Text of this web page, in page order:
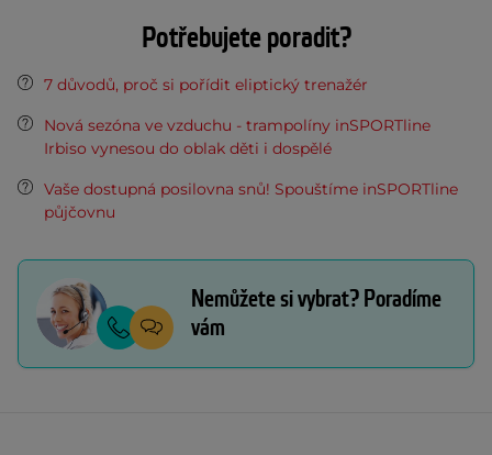
Potřebujete poradit?
7 důvodů, proč si pořídit eliptický trenažér
Nová sezóna ve vzduchu - trampolíny inSPORTline
Irbiso vynesou do oblak děti i dospělé
Vaše dostupná posilovna snů! Spouštíme inSPORTline
půjčovnu
Nemůžete si vybrat? Poradíme
vám